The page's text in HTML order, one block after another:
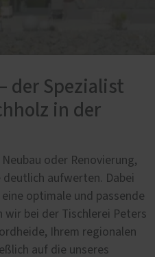
der Spezialist
in der
oder Renovierung,
deutlich aufwerten. Dabei
optimale und passende
wir bei der Tischlerei Peters
Ihrem regionalen
auf die unseres